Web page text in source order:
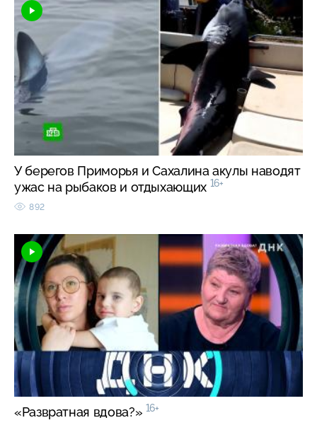
У берегов Приморья и Сахалина акулы наводят
ужас на рыбаков и отдыхающих 16+
892
«Развратная вдова?» 16+